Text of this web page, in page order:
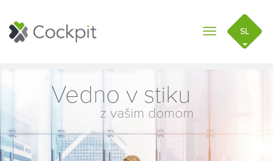
SL
Toggle
navigation
Vedno v stiku
z vašim domom